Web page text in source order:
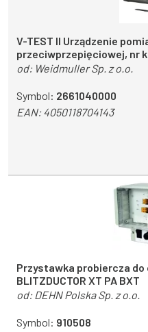
V-TEST II Urządzenie
przeciwprzepięciowej, nr
od: Weidmuller Sp. z o.o.
Symbol: 2661040000
EAN:4050118704143
Przystawka probiercza
BLITZDUCTOR XT PA BXT
od: DEHN Polska Sp. z o.o.
Symbol: 910508